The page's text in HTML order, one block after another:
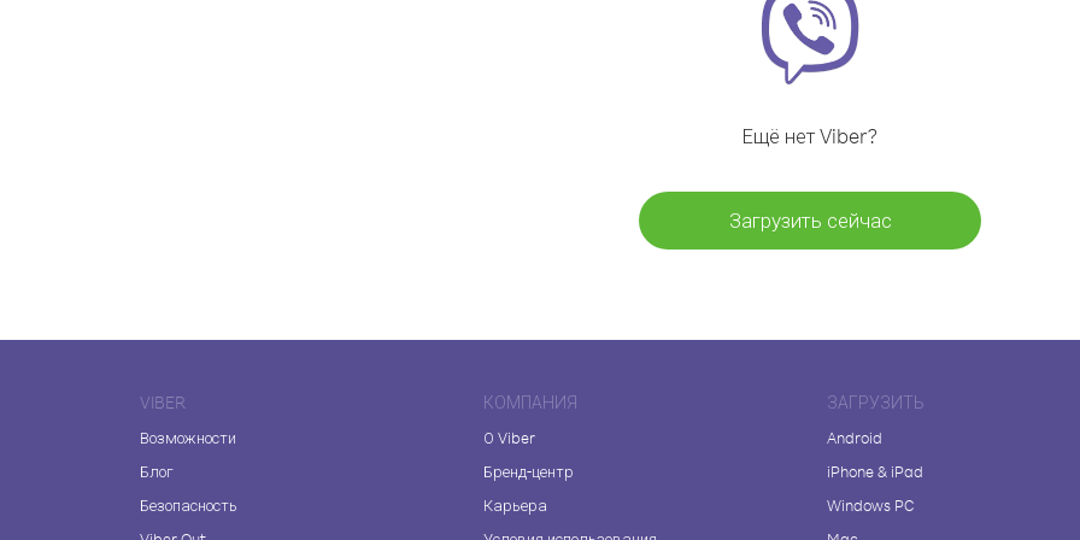
Ещё нет Viber?
Загрузить сейчас
VIBER
Возможности
Блог
Безопасность
КОМПАНИЯ
О Viber
Бренд-центр
Карьера
ЗАГРУЗИТЬ
Android
iPhone & iPad
Windows PC